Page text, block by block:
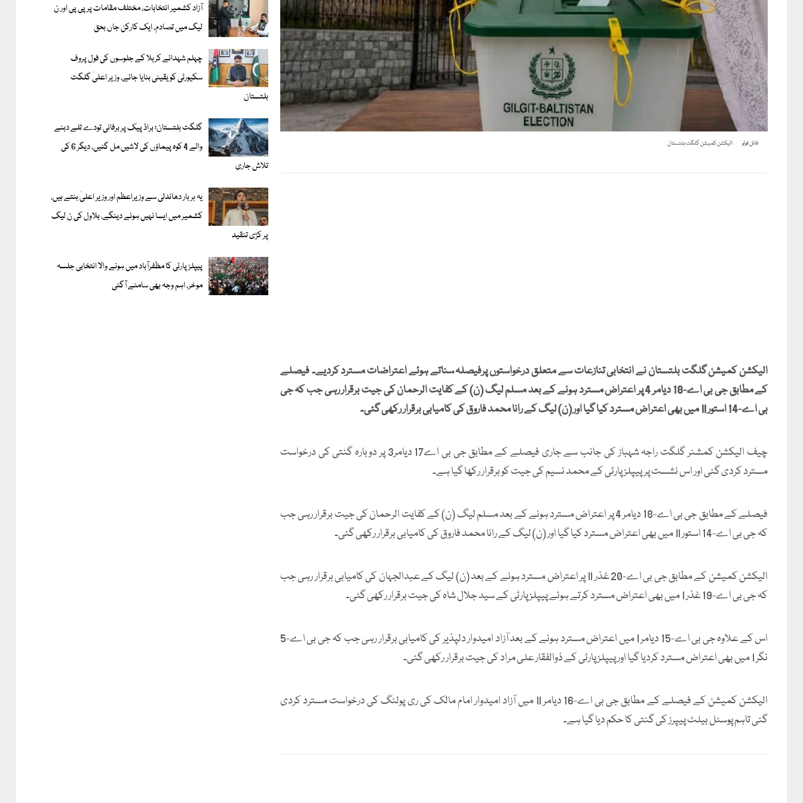
فائل فوٹو الیکشن کمیشن گلگت بلتستان
الیکشن کمیشن گلگت بلتستان نے انتخابی تنازعات سے متعلق درخواستوں پرفیصلہ سناتے ہوئے اعتراضات مسترد کردیے۔ فیصلے
کے مطابق جی بی اے-18 دیامر 4 پر اعتراض مسترد ہونے کے بعد مسلم لیگ (ن) کے کفایت الرحمان کی جیت برقرار رہی جب کہ جی
بی اے-14 استور II میں بھی اعتراض مسترد کیا گیا اور (ن) لیگ کے رانا محمد فاروق کی کامیابی برقرار رکھی گئی۔
چیف الیکشن کمشنر گلگت راجہ شہباز کی جانب سے جاری فیصلے کے مطابق جی بی اے17 دیامر3 پر دوبارہ گنتی کی درخواست
مسترد کردی گئی اور اس نشست پرپیپلز پارٹی کے محمد نسیم کی جیت کو برقرار رکھا گیا ہے۔
فیصلے کے مطابق جی بی اے-18 دیامر 4 پر اعتراض مسترد ہونے کے بعد مسلم لیگ (ن) کے کفایت الرحمان کی جیت برقرار رہی جب
کہ جی بی اے-14 استور II میں بھی اعتراض مسترد کیا گیا اور (ن) لیگ کے رانا محمد فاروق کی کامیابی برقرار رکھی گئی۔
الیکشن کمیشن کے مطابق جی بی اے-20 غذر II پر اعتراض مسترد ہونے کے بعد (ن) لیگ کے عبدالجہان کی کامیابی برقرار رہی جب
کہ جی بی اے-19 غذر I میں بھی اعتراض مسترد کرتے ہوئے پیپلز پارٹی کے سید جلال شاہ کی جیت برقرار رکھی گئی۔
اس کے علاوہ جی بی اے-15 دیامر I میں اعتراض مسترد ہونے کے بعد آزاد امیدوار دلپذیر کی کامیابی برقرار رہی جب کہ جی بی اے-5
نگر I میں بھی اعتراض مسترد کردیا گیا اور پیپلز پارٹی کے ذوالفقار علی مراد کی جیت برقرار رکھی گئی۔
الیکشن کمیشن کے فیصلے کے مطابق جی بی اے-16 دیامر II میں آزاد امیدوار امام مالک کی ری پولنگ کی درخواست مسترد کردی
گئی تاہم پوسٹل بیلٹ پیپرز کی گنتی کا حکم دیا گیا ہے۔
آزاد کشمیر انتخابات، مختلف مقامات پر پی پی اور ن
لیگ میں تصادم، ایک کارکن جاں بحق
چہلم شہدائے کربلا کے جلوسوں کی فول پروف
سکیورٹی کو یقینی بنایا جائے، وزیر اعلیٰ گلگت
بلتستان
گلگت بلتستان؛ براڈ پیک پر برفانی تودے تلے دبنے
والے 4 کوہ پیماؤں کی لاشیں مل گئیں، دیگر 6 کی
تلاش جاری
یہ ہر بار دھاندلی سے وزیراعظم اور وزیر اعلیٰ بنتے ہیں،
کشمیر میں ایسا نہیں ہونے دینگے، بلاول کی ن لیگ
پر کڑی تنقید
پیپلز پارٹی کا مظفرآباد میں ہونے والا انتخابی جلسہ
موخر، اہم وجہ بھی سامنے آگئی